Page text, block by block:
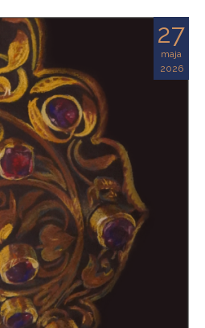
27
maja
2026